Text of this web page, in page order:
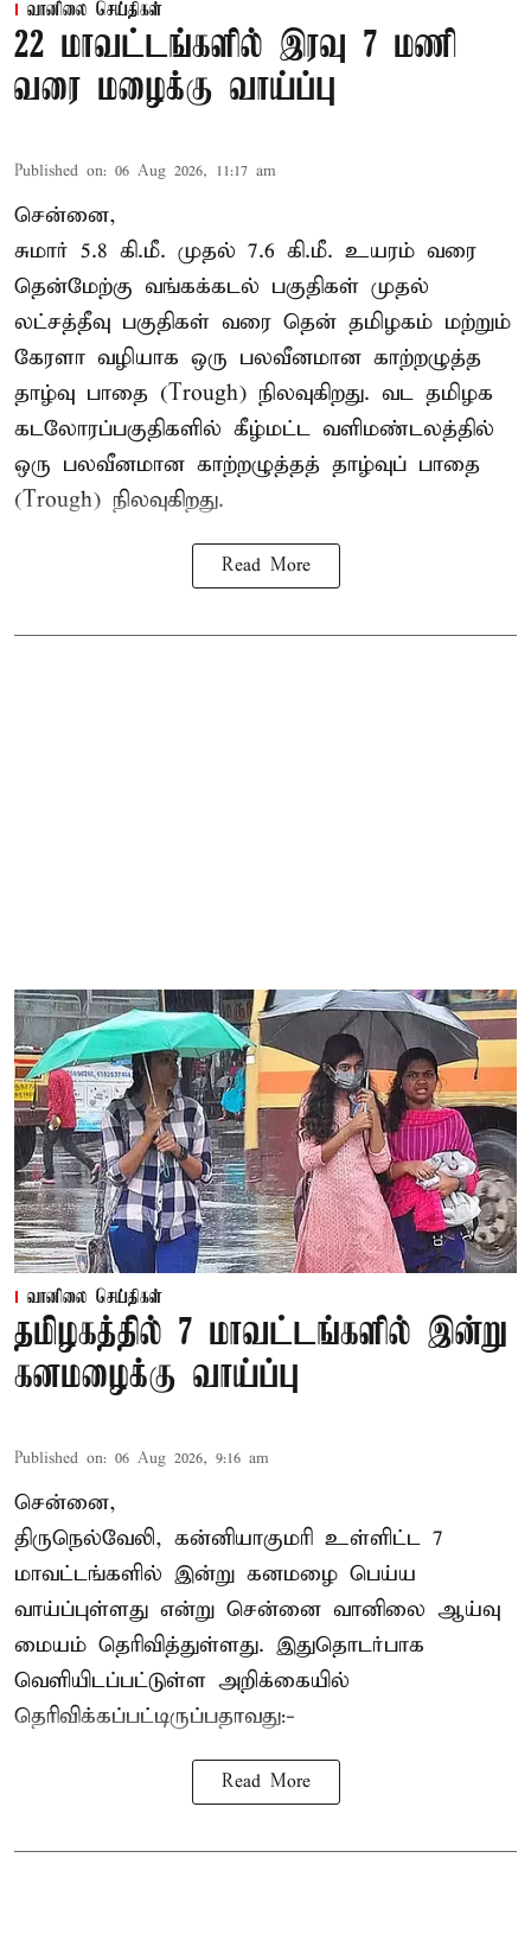
வானிலை செய்திகள்
22 மாவட்டங்களில் இரவு 7 மணி
வரை மழைக்கு வாய்ப்பு
Published on: 06 Aug 2026, 11:17 am
சென்னை,
சுமார் 5.8 கி.மீ. முதல் 7.6 கி.மீ. உயரம் வரை
தென்மேற்கு வங்கக்கடல் பகுதிகள் முதல்
லட்சத்தீவு பகுதிகள் வரை தென் தமிழகம் மற்றும்
கேரளா வழியாக ஒரு பலவீனமான காற்றழுத்த
தாழ்வு பாதை (Trough) நிலவுகிறது. வட தமிழக
கடலோரப்பகுதிகளில் கீழ்மட்ட வளிமண்டலத்தில்
ஒரு பலவீனமான காற்றழுத்தத் தாழ்வுப் பாதை
(Trough) நிலவுகிறது.
Read More
வானிலை செய்திகள்
தமிழகத்தில் 7 மாவட்டங்களில் இன்று
கனமழைக்கு வாய்ப்பு
Published on: 06 Aug 2026, 9:16 am
சென்னை,
திருநெல்வேலி, கன்னியாகுமரி உள்ளிட்ட 7
மாவட்டங்களில் இன்று கனமழை பெய்ய
வாய்ப்புள்ளது என்று சென்னை வானிலை ஆய்வு
மையம் தெரிவித்துள்ளது. இதுதொடர்பாக
வெளியிடப்பட்டுள்ள அறிக்கையில்
தெரிவிக்கப்பட்டிருப்பதாவது:-
Read More